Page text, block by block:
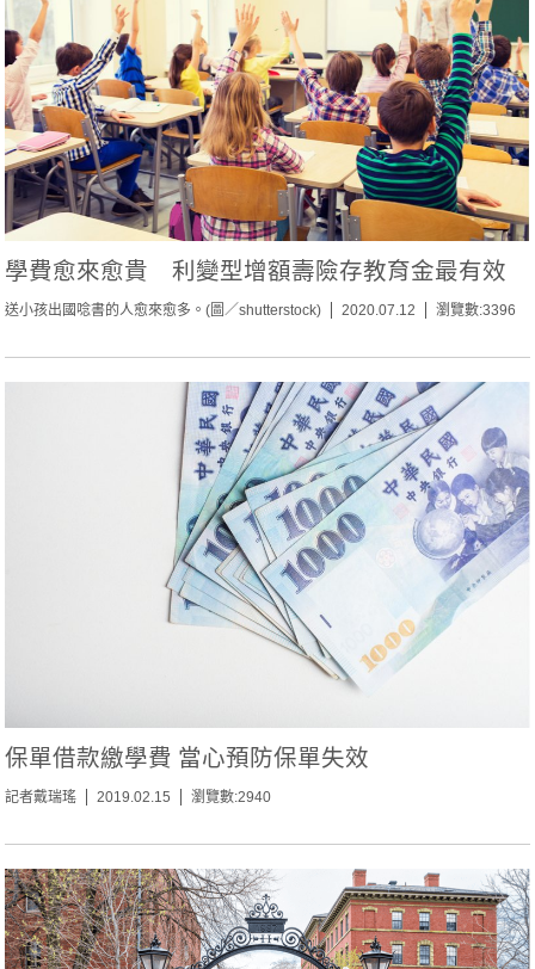
學費愈來愈貴 利變型增額壽險存教育金最有效
送小孩出國唸書的人愈來愈多。(圖／shutterstock) 2020.07.12 瀏覽數:3396
保單借款繳學費 當心預防保單失效
記者戴瑞瑤 2019.02.15 瀏覽數:2940